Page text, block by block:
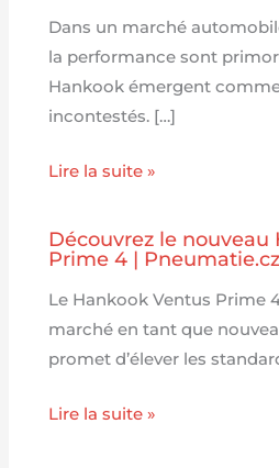
Dans un marché
la performance sont
Hankook émergent
incontestés. […]
Lire la suite »
Découvrez le nouveau
Prime 4 | Pneumatie.cz
Le Hankook Ventus Prime
marché en tant que
promet d’élever les
Lire la suite »